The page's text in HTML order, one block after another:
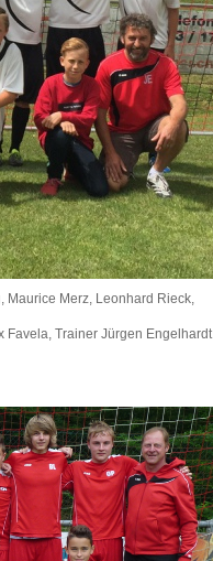
Merz, Leonhard Rieck,
Favela, Trainer Jürgen Engelhardt